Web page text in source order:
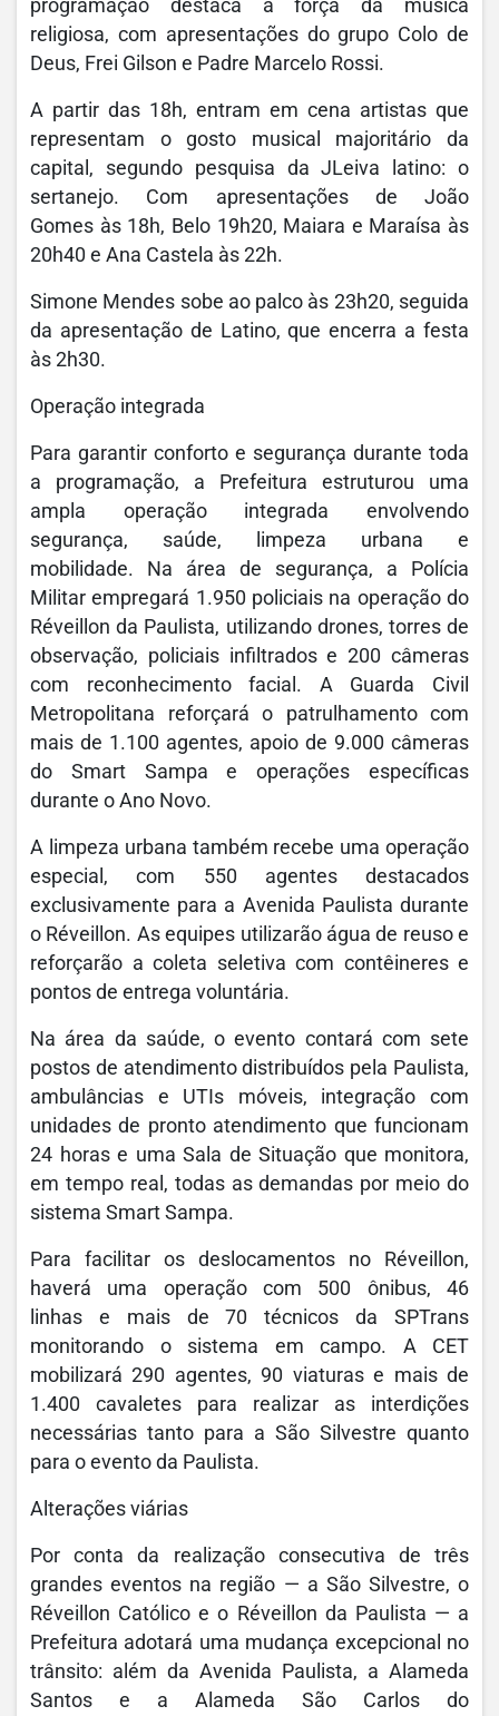
programação destaca a força da música
religiosa, com apresentações do grupo Colo de
Deus, Frei Gilson e Padre Marcelo Rossi.
A partir das 18h, entram em cena artistas que
representam o gosto musical majoritário da
capital, segundo pesquisa da JLeiva latino: o
sertanejo. Com apresentações de João
Gomes às 18h, Belo 19h20, Maiara e Maraísa às
20h40 e Ana Castela às 22h.
Simone Mendes sobe ao palco às 23h20, seguida
da apresentação de Latino, que encerra a festa
às 2h30.
Operação integrada
Para garantir conforto e segurança durante toda
a programação, a Prefeitura estruturou uma
ampla operação integrada envolvendo
segurança, saúde, limpeza urbana e
mobilidade. Na área de segurança, a Polícia
Militar empregará 1.950 policiais na operação do
Réveillon da Paulista, utilizando drones, torres de
observação, policiais infiltrados e 200 câmeras
com reconhecimento facial. A Guarda Civil
Metropolitana reforçará o patrulhamento com
mais de 1.100 agentes, apoio de 9.000 câmeras
do Smart Sampa e operações específicas
durante o Ano Novo.
A limpeza urbana também recebe uma operação
especial, com 550 agentes destacados
exclusivamente para a Avenida Paulista durante
o Réveillon. As equipes utilizarão água de reuso e
reforçarão a coleta seletiva com contêineres e
pontos de entrega voluntária.
Na área da saúde, o evento contará com sete
postos de atendimento distribuídos pela Paulista,
ambulâncias e UTIs móveis, integração com
unidades de pronto atendimento que funcionam
24 horas e uma Sala de Situação que monitora,
em tempo real, todas as demandas por meio do
sistema Smart Sampa.
Para facilitar os deslocamentos no Réveillon,
haverá uma operação com 500 ônibus, 46
linhas e mais de 70 técnicos da SPTrans
monitorando o sistema em campo. A CET
mobilizará 290 agentes, 90 viaturas e mais de
1.400 cavaletes para realizar as interdições
necessárias tanto para a São Silvestre quanto
para o evento da Paulista.
Alterações viárias
Por conta da realização consecutiva de três
grandes eventos na região — a São Silvestre, o
Réveillon Católico e o Réveillon da Paulista — a
Prefeitura adotará uma mudança excepcional no
trânsito: além da Avenida Paulista, a Alameda
Santos e a Alameda São Carlos do